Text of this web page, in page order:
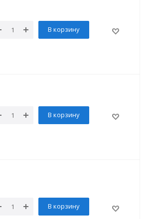
В корзину
В корзину
В корзину